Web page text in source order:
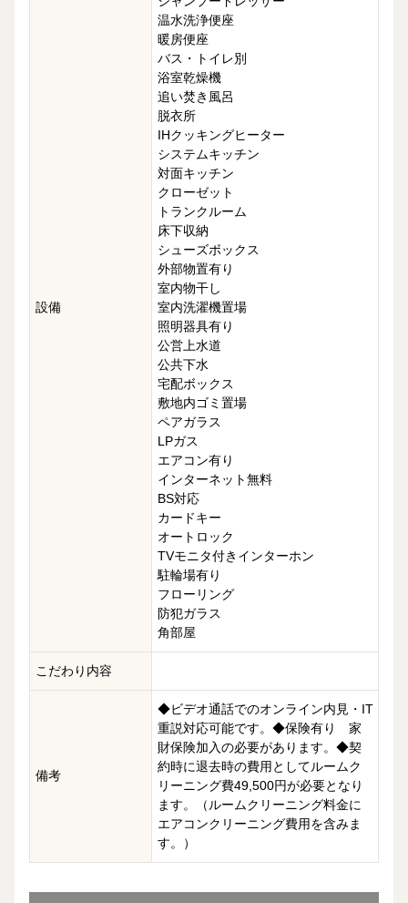
設備
温水洗浄便座
暖房便座
バス・トイレ別
浴室乾燥機
追い焚き風呂
脱衣所
IHクッキングヒーター
システムキッチン
対面キッチン
クローゼット
トランクルーム
床下収納
シューズボックス
外部物置有り
室内物干し
室内洗濯機置場
照明器具有り
公営上水道
公共下水
宅配ボックス
敷地内ゴミ置場
ペアガラス
LPガス
エアコン有り
インターネット無料
BS対応
カードキー
オートロック
TVモニタ付きインターホン
駐輪場有り
フローリング
防犯ガラス
角部屋
こだわり内容
備考
◆ビデオ通話でのオンライン内見・IT
重説対応可能です。◆保険有り 家
財保険加入の必要があります。◆契
約時に退去時の費用としてルームク
リーニング費49,500円が必要となり
ます。（ルームクリーニング料金に
エアコンクリーニング費用を含みま
す。）